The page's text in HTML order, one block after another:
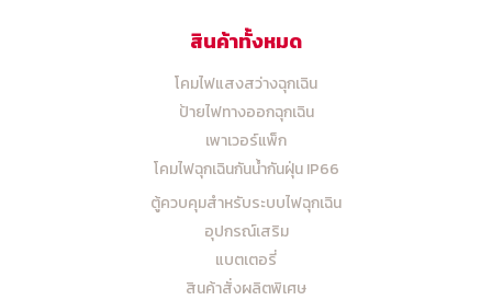
สินค้าทั้งหมด
โคมไฟแสงสว่างฉุกเฉิน
ป้ายไฟทางออกฉุกเฉิน
เพาเวอร์แพ็ก
โคมไฟฉุกเฉินกันน้ำกันฝุ่น IP66
ตู้ควบคุมสำหรับระบบไฟฉุกเฉิน
อุปกรณ์เสริม
แบตเตอรี่
สินค้าสั่งผลิตพิเศษ